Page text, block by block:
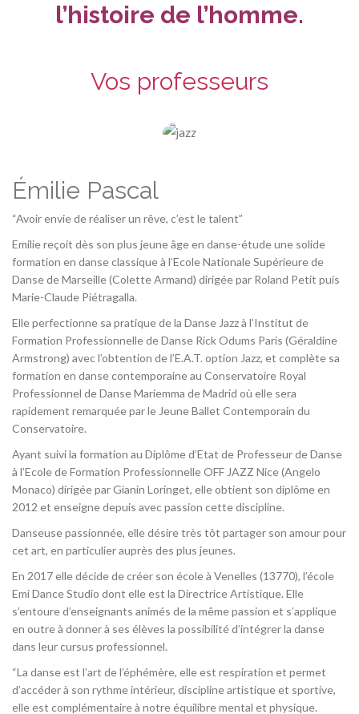
l’histoire de l’homme.
Vos professeurs
Émilie Pascal
“Avoir envie de réaliser un rêve, c’est le talent”
Emilie reçoit dès son plus jeune âge en danse-étude une solide
formation en danse classique à l’Ecole Nationale Supérieure de
Danse de Marseille (Colette Armand) dirigée par Roland Petit puis
Marie-Claude Piétragalla.
Elle perfectionne sa pratique de la Danse Jazz à l’Institut de
Formation Professionnelle de Danse Rick Odums Paris (Géraldine
Armstrong) avec l’obtention de l’E.A.T. option Jazz, et complète sa
formation en danse contemporaine au Conservatoire Royal
Professionnel de Danse Mariemma de Madrid où elle sera
rapidement remarquée par le Jeune Ballet Contemporain du
Conservatoire.
Ayant suivi la formation au Diplôme d’Etat de Professeur de Danse
à l’Ecole de Formation Professionnelle OFF JAZZ Nice (Angelo
Monaco) dirigée par Gianin Loringet, elle obtient son diplôme en
2012 et enseigne depuis avec passion cette discipline.
Danseuse passionnée, elle désire très tôt partager son amour pour
cet art, en particulier auprès des plus jeunes.
En 2017 elle décide de créer son école à Venelles (13770), l’école
Emi Dance Studio dont elle est la Directrice Artistique. Elle
s’entoure d’enseignants animés de la même passion et s’applique
en outre à donner à ses élèves la possibilité d’intégrer la danse
dans leur cursus professionnel.
“La danse est l’art de l’éphémère, elle est respiration et permet
d’accéder à son rythme intérieur, discipline artistique et sportive,
elle est complémentaire à notre équilibre mental et physique.